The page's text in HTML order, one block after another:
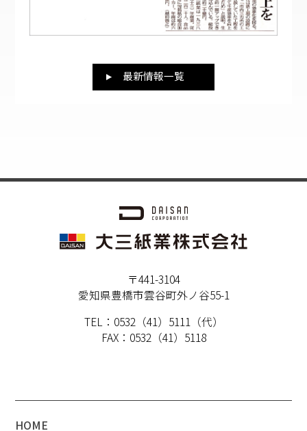
最新情報一覧
〒441-3104
愛知県豊橋市雲谷町外ノ谷55-1
TEL：0532（41）5111（代）
FAX：0532（41）5118
HOME